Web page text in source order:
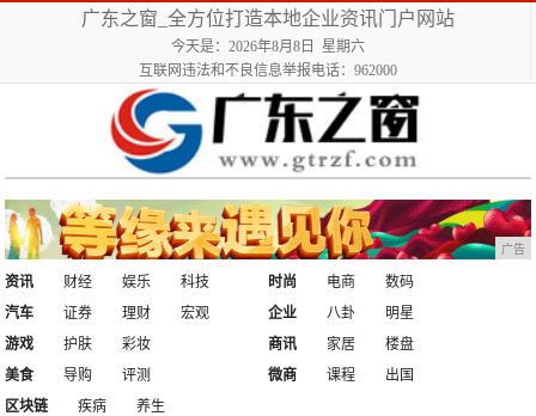
广东之窗_全方位打造本地企业资讯门户网站
今天是：2026年8月8日 星期六
互联网违法和不良信息举报电话：962000
广告
资讯 财经 娱乐
科技
汽车
证券 理财 宏观
时尚 电商
数码
企业
八卦
明星
游戏
护肤
彩妆
美食
导购 评测
商讯 家居
楼盘
微商
课程
出国
区块链
疾病
养生